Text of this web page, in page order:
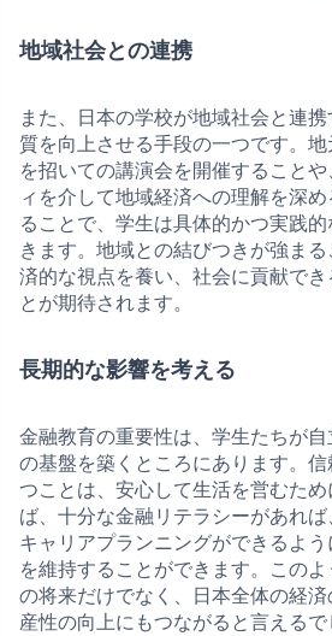
地域社会との連携
また、日本の学校が地域社会と連
質を向上させる手段の一つです。
を招いての講演会を開催すること
ィを介して地域経済への理解を深
ることで、学生は具体的かつ実践
きます。地域との結びつきが強ま
済的な視点を養い、社会に貢献で
とが期待されます。
長期的な影響を考える
金融教育の重要性は、学生たちが
の基盤を築くところにあります。
つことは、安心して生活を営むため
ば、十分な金融リテラシーがあれ
キャリアプランニングができるよ
を維持することができます。この
の将来だけでなく、日本全体の経
産性の向上にもつながると言えるで